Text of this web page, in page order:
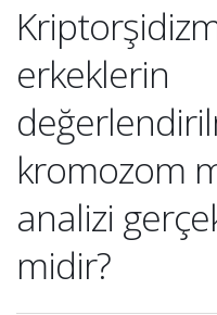
erkeklerin
kromozom
analizi
midir?